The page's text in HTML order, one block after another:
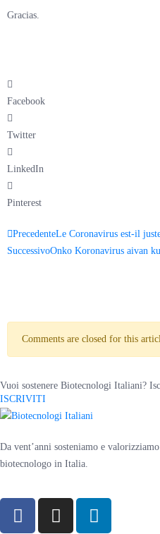
Gracias.
Facebook
Twitter
LinkedIn
Pinterest
PrecedenteLe Coronavirus est-il
SuccessivoOnko Koronavirus aivan
Comments are closed for this
Vuoi sostenere Biotecnologi Italiani?
ISCRIVITI
Da vent’anni sosteniamo e
biotecnologo in Italia.